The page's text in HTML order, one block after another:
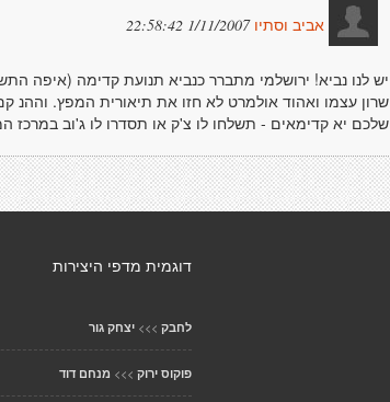
אביב וסתיו 1/11/2007 22:58:42
שרון עצמו ואהוד אולמרט לא חזו את תיאורית המפץ. וההנ
שלכם יא קדימאים - תשלחו לו צ'ק או תסדרו לו ג'וב במרכז
דוגמית מדפי היצירות
לחבק >>> יצחק גור
פוקוס ירוק >>> מנחם דוד